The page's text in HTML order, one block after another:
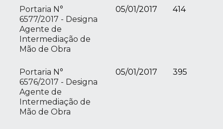
Portaria N°
6577/2017 - Designa
Agente de
Intermediação de
Mão de Obra
05/01/2017 414
Portaria N°
6576/2017 - Designa
Agente de
Intermediação de
Mão de Obra
05/01/2017 395